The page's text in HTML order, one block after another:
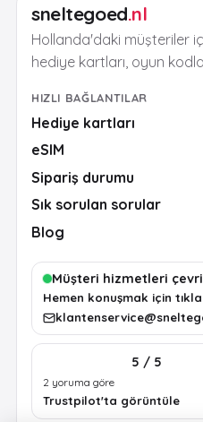
sneltegoed.nl
Hollanda'daki müşteriler
hediye kartları, oyun
HIZLI BAĞLANTILAR
Hediye kartları
eSIM
Sipariş durumu
Sık sorulan sorular
Blog
Müşteri hizmetleri
Hemen konuşmak için
5 / 5
2 yoruma göre
Trustpilot'ta görüntüle